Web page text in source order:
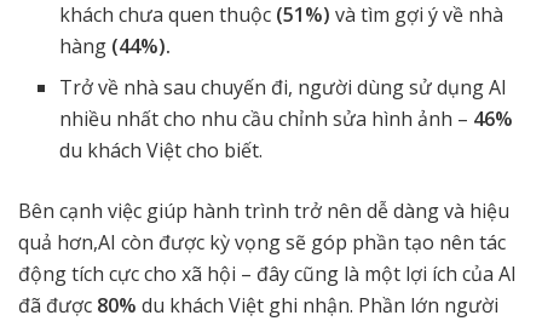
khách chưa quen thuộc (51%)và tìm gợi ý về nhà
hàng (44%).
Trở về nhà sau chuyến đi, người dùng sử dụng AI
nhiều nhất cho nhu cầu chỉnh sửa hình ảnh – 46%
du khách Việt cho biết.
Bên cạnh việc giúp hành trình trở nên dễ dàng và hiệu
quả hơn,AI còn được kỳ vọng sẽ góp phần tạo nên tác
động tích cực cho xã hội – đây cũng là một lợi ích của AI
đã được 80% du khách Việt ghi nhận. Phần lớn người